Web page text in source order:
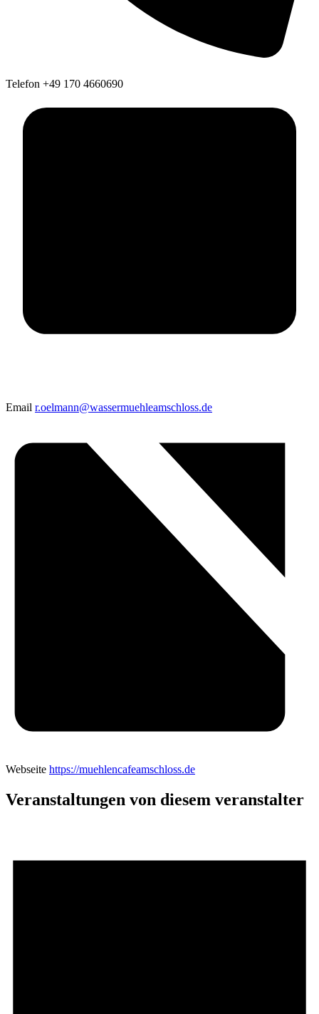
Telefon +49 170 4660690
Email r.oelmann@wassermuehleamschloss.de
Webseite https://muehlencafeamschloss.de
Veranstaltungen von diesem veranstalter